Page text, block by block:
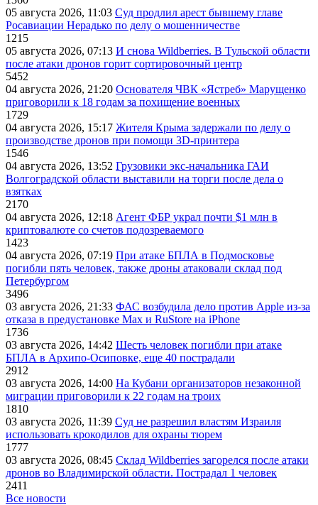
05 августа 2026, 11:03 Суд продлил арест бывшему главе
Росавиации Нерадько по делу о мошенничестве
1215
05 августа 2026, 07:13 И снова Wildberries. В Тульской области
после атаки дронов горит сортировочный центр
5452
04 августа 2026, 21:20 Основателя ЧВК «Ястреб» Марущенко
приговорили к 18 годам за похищение военных
1729
04 августа 2026, 15:17 Жителя Крыма задержали по делу о
производстве дронов при помощи 3D‑принтера
1546
04 августа 2026, 13:52 Грузовики экс-начальника ГАИ
Волгоградской области выставили на торги после дела о
взятках
2170
04 августа 2026, 12:18 Агент ФБР украл почти $1 млн в
криптовалюте со счетов подозреваемого
1423
04 августа 2026, 07:19 При атаке БПЛА в Подмосковье
погибли пять человек, также дроны атаковали склад под
Петербургом
3496
03 августа 2026, 21:33 ФАС возбудила дело против Apple из-за
отказа в предустановке Max и RuStore на iPhone
1736
03 августа 2026, 14:42 Шесть человек погибли при атаке
БПЛА в Архипо-Осиповке, еще 40 пострадали
2912
03 августа 2026, 14:00 На Кубани организаторов незаконной
миграции приговорили к 22 годам на троих
1810
03 августа 2026, 11:39 Суд не разрешил властям Израиля
использовать крокодилов для охраны тюрем
1777
03 августа 2026, 08:45 Склад Wildberries загорелся после атаки
дронов во Владимирской области. Пострадал 1 человек
2411
Все новости